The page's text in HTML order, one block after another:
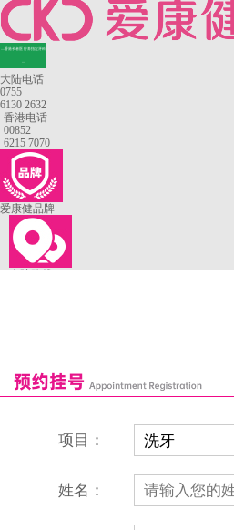
—香港长者医疗券指定牙科
大陆电话
0755
6130 2632
香港电话
00852
6215 7070
爱康健品牌
恒乐口腔诊所
富港口腔诊所
项目：
姓名：